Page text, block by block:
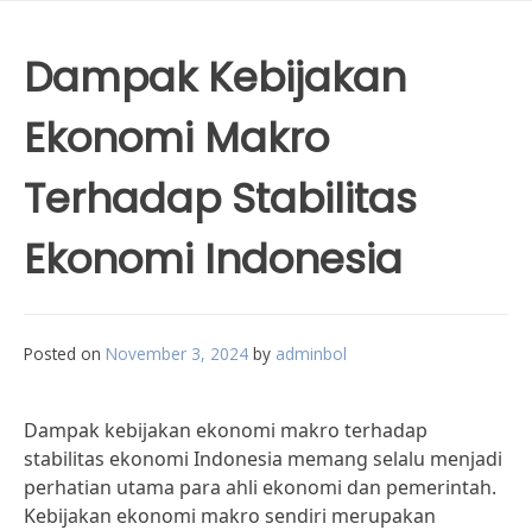
Dampak Kebijakan
Ekonomi Makro
Terhadap Stabilitas
Ekonomi Indonesia
Posted on November 3, 2024 by adminbol
Dampak kebijakan ekonomi makro terhadap
stabilitas ekonomi Indonesia memang selalu menjadi
perhatian utama para ahli ekonomi dan pemerintah.
Kebijakan ekonomi makro sendiri merupakan